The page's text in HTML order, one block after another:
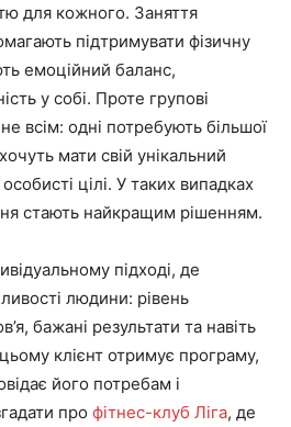
для кожного. Заняття
підтримувати фізичну
емоційний баланс,
у собі. Проте групові
всім: одні потребують більшої
мати свій унікальний
цілі. У таких випадках
стають найкращим рішенням.
підході, де
людини: рівень
бажані результати та навіть
клієнт отримує програму,
його потребам і
про фітнес-клуб Ліга, де